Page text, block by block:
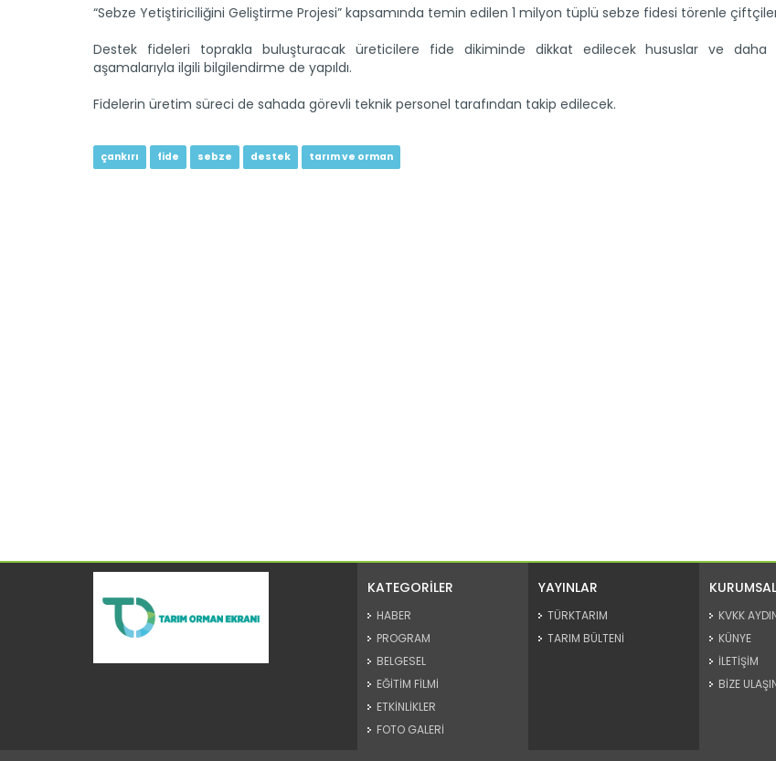
“Sebze Yetiştiriciliğini Geliştirme Projesi” kapsamında temin edilen 1 milyon tüplü sebze fidesi törenle
Destek fideleri toprakla buluşturacak üreticilere fide dikiminde dikkat edilecek hususlar ve daha
aşamalarıyla ilgili bilgilendirme de yapıldı.
Fidelerin üretim süreci de sahada görevli teknik personel tarafından takip edilecek.
çankırı fide sebze destek tarım ve orman
KATEGORİLER
HABER
PROGRAM
BELGESEL
EĞİTİM FİLMİ
ETKİNLİKLER
FOTO GALERİ
YAYINLAR
TÜRKTARIM
TARIM BÜLTENİ
KURUMSAL
KVKK
KÜNYE
İLETİŞİM
BİZE